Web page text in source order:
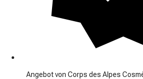
Angebot von Corps des Alpes